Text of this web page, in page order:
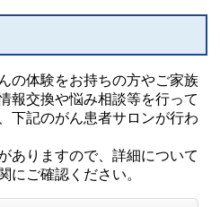
の体験をお持ちの方やご家族
報交換や悩み相談等を行って
下記のがん患者サロンが行わ
ありますので、詳細について
にご確認ください。